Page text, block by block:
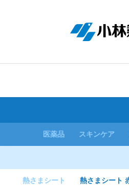
医薬品 スキンケア
熱さまシート 熱さまシート